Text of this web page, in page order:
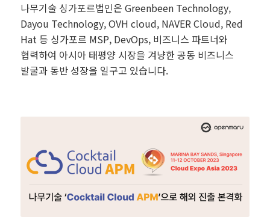
나무기술 싱가포르법인은 Greenbeen Technology,
Dayou Technology, OVH cloud, NAVER Cloud, Red
Hat 등 싱가포르 MSP, DevOps, 비즈니스 파트너와
협력하여 아시아 태평양 시장을 겨냥한 공동 비즈니스
발굴과 동반 성장을 일구고 있습니다.